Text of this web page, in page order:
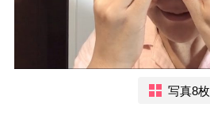
写真8枚